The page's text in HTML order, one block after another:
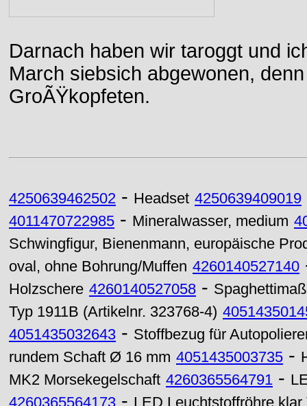
Darnach haben wir taroggt und
March siebsich abgewonen,
GroÃŸkopfeten.
4250639462502 - Headset 4250639409019
4011470722985 - Mineralwasser, medium
Schwingfigur, Bienenmann, europäische
oval, ohne Bohrung/Muffen 4260140527140
Holzschere 4260140527058 -
Typ 1911B (Artikelnr. 323768-4)
4051435032643 - Stoffbezug für
rundem Schaft Ø 16 mm 4051435003735 -
MK2 Morsekegelschaft 4260365564791 -
4260365564173 - LED Leuchtstoffröhre